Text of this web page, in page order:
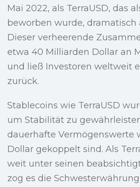
Mai 2022, als TerraUSD, das
beworben wurde, dramatisch
Dieser verheerende
etwa 40 Milliarden Dollar an
und ließ Investoren weltweit
zurück.
Stablecoins wie TerraUSD
um Stabilität zu
dauerhafte Vermögenswerte
Dollar gekoppelt sind. Als
weit unter seinen
zog es die